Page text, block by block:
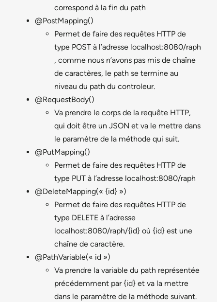
correspond à la fin du path
@PostMapping()
Permet de faire des requêtes HTTP de
type POST à l’adresse localhost:8080/raph
, comme nous n’avons pas mis de chaîne
de caractères, le path se termine au
niveau du path du controleur.
@RequestBody()
Va prendre le corps de la requête HTTP,
qui doit être un JSON et va le mettre dans
le paramètre de la méthode qui suit.
@PutMapping()
Permet de faire des requêtes HTTP de
type PUT à l’adresse localhost:8080/raph
@DeleteMapping(« {id} »)
Permet de faire des requêtes HTTP de
type DELETE à l’adresse
localhost:8080/raph/{id} où {id} est une
chaîne de caractère.
@PathVariable(« id »)
Va prendre la variable du path représentée
précédemment par {id} et va la mettre
dans le paramètre de la méthode suivant.